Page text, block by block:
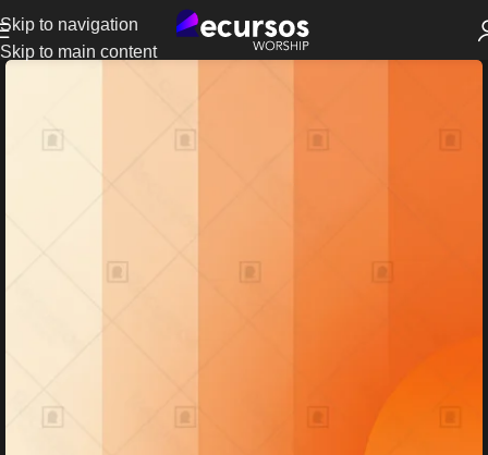
Skip to navigation
Skip to main content